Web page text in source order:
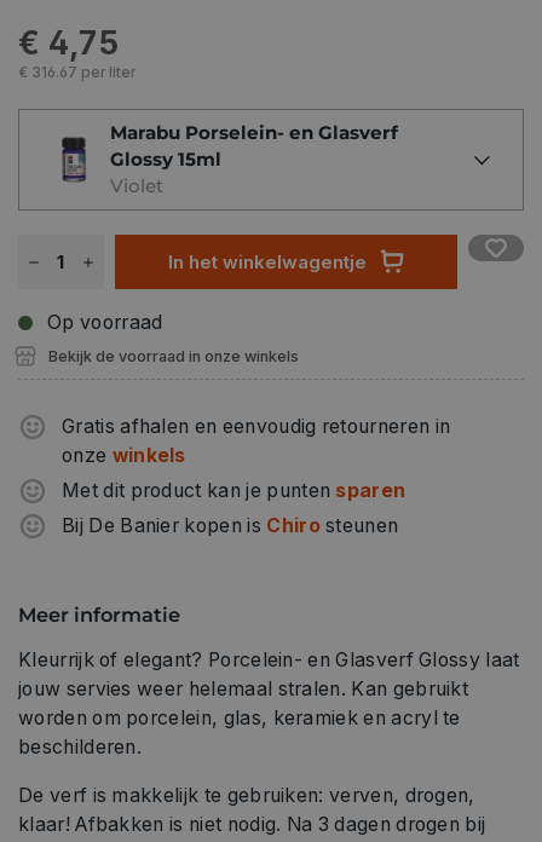
€ 4,75
€ 316.67 per liter
Marabu Porselein- en Glasverf
Glossy 15ml
Violet
In het winkelwagentje
Op voorraad
Bekijk de voorraad in onze winkels
Gratis afhalen en eenvoudig retourneren in
onze winkels
Met dit product kan je punten sparen
Bij De Banier kopen is Chirosteunen
Meer informatie
Kleurrijk of elegant? Porcelein- en Glasverf Glossy laat
jouw servies weer helemaal stralen. Kan gebruikt
worden om porcelein, glas, keramiek en acryl te
beschilderen.
De verf is makkelijk te gebruiken: verven, drogen,
klaar! Afbakken is niet nodig. Na 3 dagen drogen bij